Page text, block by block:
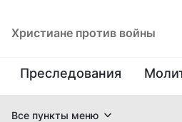
Христиане против войны
Преследования
Все пункты меню